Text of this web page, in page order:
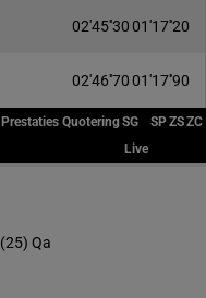
02'45''3001'17''20
02'46''7001'17''90
Prestaties QuoteringSG SPZSZC
Live
(25) Qa